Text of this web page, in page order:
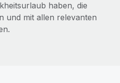
haben, die
und mit allen relevanten